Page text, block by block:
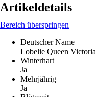
Artikeldetails
Bereich überspringen
Deutscher Name
Lobelie Queen Victoria
Winterhart
Ja
Mehrjährig
Ja